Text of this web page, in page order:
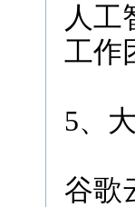
人工
工作
5、
谷歌